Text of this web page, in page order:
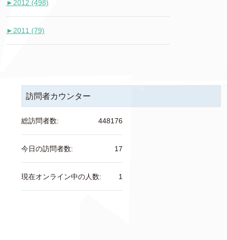
► 2012 (498)
► 2011 (79)
訪問者カウンター
448176
総訪問者数:
17
今日の訪問者数:
1
現在オンライン中の人数: